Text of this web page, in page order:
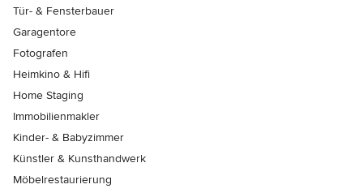
Tür- & Fensterbauer
Garagentore
Fotografen
Heimkino & Hifi
Home Staging
Immobilienmakler
Kinder- & Babyzimmer
Künstler & Kunsthandwerk
Möbelrestaurierung